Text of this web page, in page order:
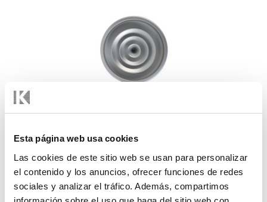
Esta página web usa cookies
Las cookies de este sitio web se usan para personalizar
el contenido y los anuncios, ofrecer funciones de redes
sociales y analizar el tráfico. Además, compartimos
Auslässe mit Temperaturregelung. 44-SF-TR